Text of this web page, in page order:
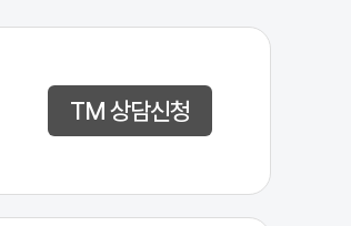
TM 상담신청